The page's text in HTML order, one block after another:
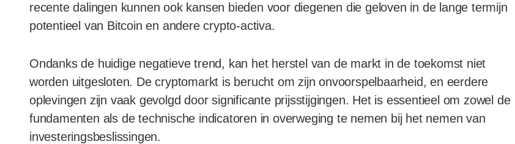
recente dalingen kunnen ook kansen bieden voor diegenen die geloven in de lange termijn
potentieel van Bitcoin en andere crypto-activa.
Ondanks de huidige negatieve trend, kan het herstel van de markt in de toekomst niet
worden uitgesloten. De cryptomarkt is berucht om zijn onvoorspelbaarheid, en eerdere
oplevingen zijn vaak gevolgd door significante prijsstijgingen. Het is essentieel om zowel de
fundamenten als de technische indicatoren in overweging te nemen bij het nemen van
investeringsbeslissingen.